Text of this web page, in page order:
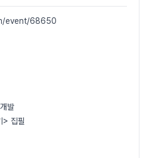
event/68650
발
> 집필